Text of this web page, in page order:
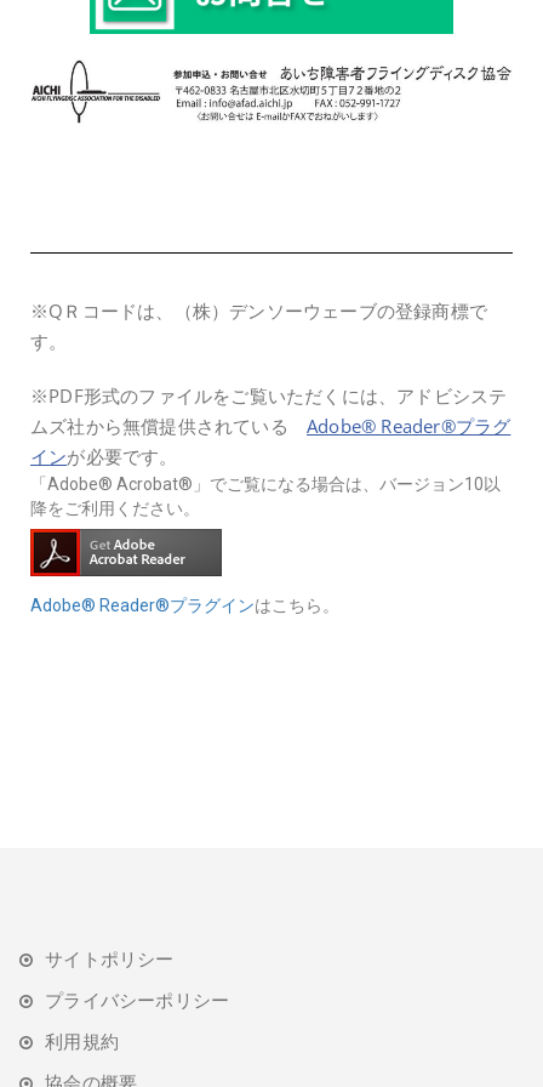
※QＲコードは、（株）デンソーウェーブの登録商標で
す。
※PDF形式のファイルをご覧いただくには、アドビシステ
ムズ社から無償提供されている Adobe® Reader®プラグ
インが必要です。
「Adobe® Acrobat®」でご覧になる場合は、バージョン10以
降をご利用ください。
Adobe® Reader®プラグインはこちら。
サイトポリシー
プライバシーポリシー
利用規約
協会の概要